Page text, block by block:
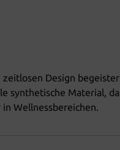
zeitlosen Design
synthetische Material,
Wellnessbereichen.